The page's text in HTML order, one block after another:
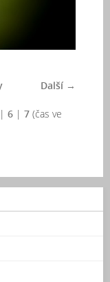
Další →
| 6 | 7 (čas ve